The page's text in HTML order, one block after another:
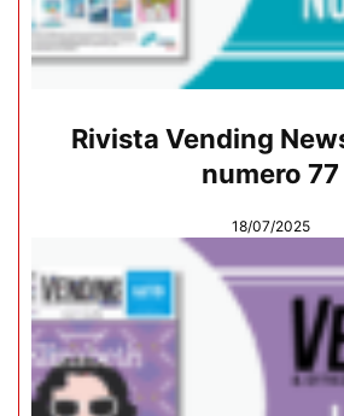
Rivista Vending
numero 77
18/07/2025